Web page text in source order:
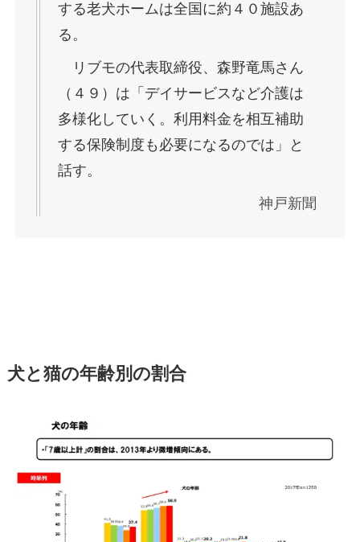
する老犬ホームは全国に約４０施設あ
る。
リブモの代表取締役、森野竜馬さん
（４９）は「デイサービスなど介護は
多様化していく。利用料金を相互補助
する保険制度も必要になるのでは」と
話す。
神戸新聞
犬と猫の年齢別の割合